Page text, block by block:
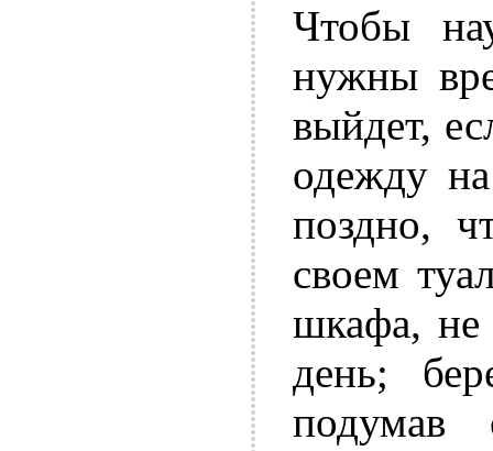
Чтобы
нужны
выйдет,
одежду
поздно,
своем
шкафа, не
день;
подумав